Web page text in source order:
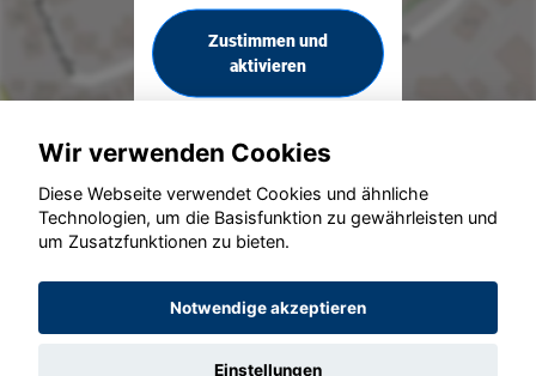
Zustimmen und
aktivieren
© konjunkturmotor.de GmbH 2020 - 2026
Wir verwenden Cookies
Diese Webseite verwendet Cookies und ähnliche
Technologien, um die Basisfunktion zu gewährleisten und
um Zusatzfunktionen zu bieten.
Notwendige akzeptieren
Einstellungen